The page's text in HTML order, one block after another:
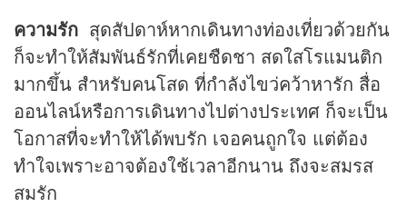
ความรัก สุดสัปดาห์หากเดินทางท่องเที่ยวด้วยกัน
ก็จะทำให้สัมพันธ์รักที่เคยชืดชา สดใสโรแมนติก
มากขึ้น สำหรับคนโสด ที่กำลังไขว่คว้าหารัก สื่อ
ออนไลน์หรือการเดินทางไปต่างประเทศ ก็จะเป็น
โอกาสที่จะทำให้ได้พบรัก เจอคนถูกใจ แต่ต้อง
ทำใจเพราะอาจต้องใช้เวลาอีกนาน ถึงจะสมรส
สมรัก